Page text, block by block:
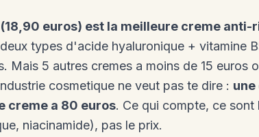
euros) est la meilleure creme anti-
types d'acide hyaluronique + vitamine
Mais 5 autres cremes a moins de 15 euros
cosmetique ne veut pas te dire : une
creme a 80 euros. Ce qui compte, ce
niacinamide), pas le prix.